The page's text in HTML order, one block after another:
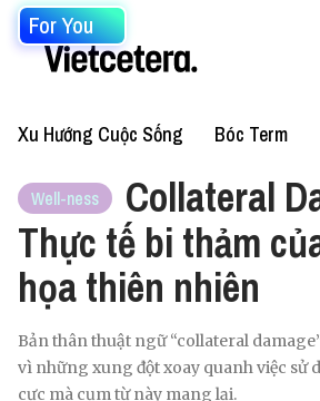
For You
Xu Hướng Cuộc Sống Bóc Term
Well-ness
Collateral
Thực tế bi thảm
họa thiên nhiên
Bản thân thuật ngữ “collateral
vì những xung đột xoay quanh việc sử
cực mà cụm từ này mang lại.